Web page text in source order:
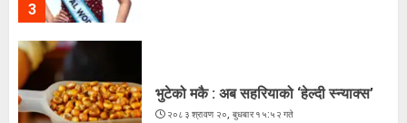
3
भुटेको मकै : अब सहरियाको ‘हेल्दी स्न्याक्स’
२०८३ श्रावण २०, बुधबार १५:५२ गते